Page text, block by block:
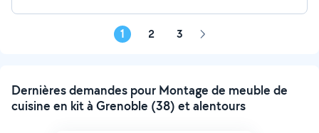
1 2 3 Page
Dernières demandes pour Montage de meuble de
cuisine en kit à Grenoble (38) et alentours